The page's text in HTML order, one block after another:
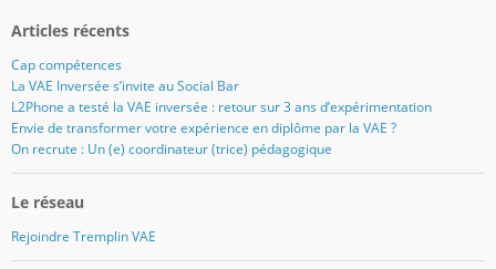
Articles récents
Cap compétences
La VAE Inversée s’invite au Social Bar
L2Phone a testé la VAE inversée : retour sur 3 ans d’expérimentation
Envie de transformer votre expérience en diplôme par la VAE ?
On recrute : Un (e) coordinateur (trice) pédagogique
Le réseau
Rejoindre Tremplin VAE